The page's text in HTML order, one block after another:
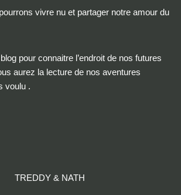
vivre nu et partager notre amour du
pour connaitre l’endroit de nos futures
aurez la lecture de nos aventures
voulu .
TREDDY & NATH